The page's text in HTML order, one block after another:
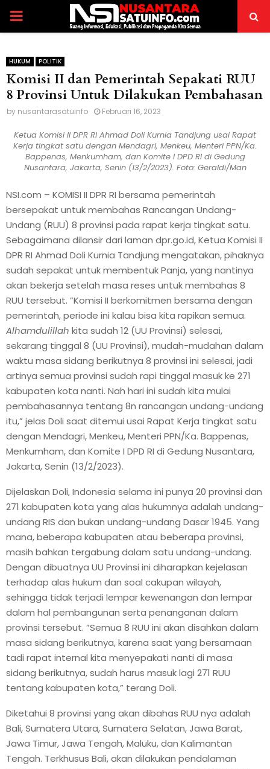
PRIMARY
HUKUM POLITIK
Komisi II dan Pemerintah Sepakati RUU
8 Provinsi Untuk Dilakukan Pembahasan
by nusantarasatuinfo Februari 16, 2023
Ketua Komisi II DPR RI Ahmad Doli Kurnia Tandjung usai Rapat
Kerja tingkat satu dengan Mendagri, Menkeu, Menteri PPN/Ka.
Bappenas, Menkumham, dan Komite I DPD RI di Gedung
Nusantara, Jakarta, Senin (13/2/2023). Foto: Geraldi/Man
NSI.com – KOMISI II DPR RI bersama pemerintah
bersepakat untuk membahas Rancangan Undang-
Undang (RUU) 8 provinsi pada rapat kerja tingkat satu.
Sebagaimana dilansir dari laman dpr.go.id, Ketua Komisi II
DPR RI Ahmad Doli Kurnia Tandjung mengatakan, pihaknya
sudah sepakat untuk membentuk Panja, yang nantinya
akan bekerja setelah masa reses untuk membahas 8
RUU tersebut. ”Komisi II berkomitmen bersama dengan
pemerintah, periode ini kalau bisa kita rapikan semua.
Alhamdulillah kita sudah 12 (UU Provinsi) selesai,
sekarang tinggal 8 (UU Provinsi), mudah-mudahan dalam
waktu masa sidang berikutnya 8 provinsi ini selesai, jadi
artinya semua provinsi sudah rapi tinggal masuk ke 271
kabupaten kota nanti. Nah hari ini sudah kita mulai
pembahasannya tentang 8n rancangan undang-undang
itu,” jelas Doli saat ditemui usai Rapat Kerja tingkat satu
dengan Mendagri, Menkeu, Menteri PPN/Ka. Bappenas,
Menkumham, dan Komite I DPD RI di Gedung Nusantara,
Jakarta, Senin (13/2/2023).
Dijelaskan Doli, Indonesia selama ini punya 20 provinsi dan
271 kabupaten kota yang alas hukumnya adalah undang-
undang RIS dan bukan undang-undang Dasar 1945. Yang
mana, beberapa kabupaten atau beberapa provinsi,
masih bahkan tergabung dalam satu undang-undang.
Dengan dibuatnya UU Provinsi ini diharapkan kejelasan
terhadap alas hukum dan soal cakupan wilayah,
sehingga tidak terjadi lempar kewenangan dan lempar
dalam hal pembangunan serta penanganan dalam
provinsi tersebut. ”Semua 8 RUU ini akan disahkan dalam
masa sidang berikutnya, karena saat yang bersamaan
tadi rapat internal kita menyepakati nanti di masa
sidang berikutnya, sudah harus masuk lagi 271 RUU
tentang kabupaten kota,” terang Doli.
Diketahui 8 provinsi yang akan dibahas RUU nya adalah
Bali, Sumatera Utara, Sumatera Selatan, Jawa Barat,
Jawa Timur, Jawa Tengah, Maluku, dan Kalimantan
Tengah. Terkhusus Bali, akan dilakukan pendalaman